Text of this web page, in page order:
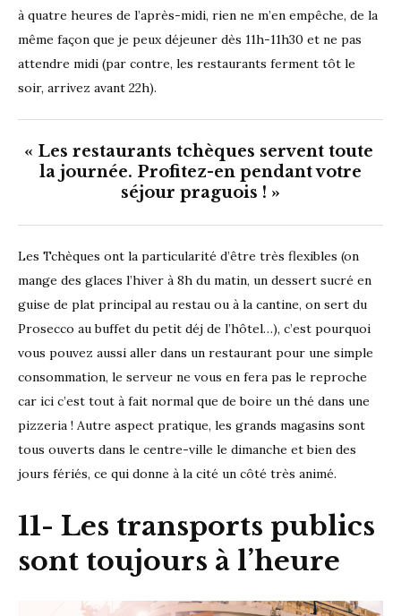
à quatre heures de l’après-midi, rien ne m’en empêche, de la
même façon que je peux déjeuner dès 11h-11h30 et ne pas
attendre midi (par contre, les restaurants ferment tôt le
soir, arrivez avant 22h).
« Les restaurants tchèques servent toute
la journée. Profitez-en pendant votre
séjour praguois ! »
Les Tchèques ont la particularité d’être très flexibles (on
mange des glaces l’hiver à 8h du matin, un dessert sucré en
guise de plat principal au restau ou à la cantine, on sert du
Prosecco au buffet du petit déj de l’hôtel…), c’est pourquoi
vous pouvez aussi aller dans un restaurant pour une simple
consommation, le serveur ne vous en fera pas le reproche
car ici c’est tout à fait normal que de boire un thé dans une
pizzeria ! Autre aspect pratique, les grands magasins sont
tous ouverts dans le centre-ville le dimanche et bien des
jours fériés, ce qui donne à la cité un côté très animé.
11- Les transports publics
sont toujours à l’heure